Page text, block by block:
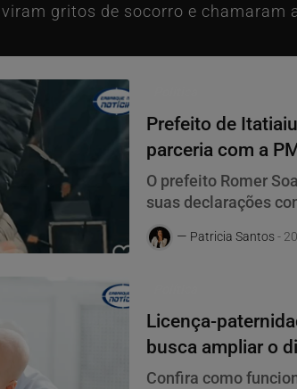
gritos de socorro e chamaram
Prefeito de
parceria com a
O prefeito Romer
suas declarações
parceria com a
Patricia Santos-
Licença-
busca ampliar o
Confira como